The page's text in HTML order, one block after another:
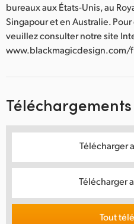
bureaux aux États-Unis, au
Singapour et en Australie.
veuillez consulter notre site
www.blackmagicdesign.com/
Téléchargements
Télécharger
Télécharger
Tout